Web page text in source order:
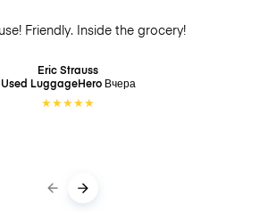
Friendly. Inside the grocery!
Eric Strauss
Used LuggageHero Вчера
★★★★★